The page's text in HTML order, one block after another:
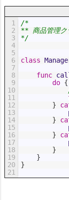
1
2
3
4
5
6
7
8
9
10
11
12
13
14
15
16
17
18
19
20
21
/*
** 商品管理ク
*/
class
func
do {
}
}
}
}
}
}